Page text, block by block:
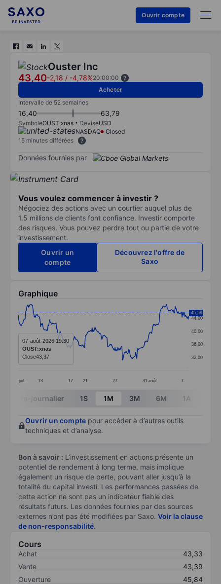
Ouvrir compte
Ouster Inc
43,40-2,18 / -4,78%20:00:00
Acheter
Intervalle de 52 semaines
16,40 63,79
SymboleOUST:xnas DeviseUSD
NASDAQ
Closed
15 minutes différées
Données fournies par
Vous voulez commencer à investir ?
Négociez des actions avec un courtier auquel plus de
1.5 millions de clients font confiance. Investir comporte
des risques. Vous pouvez perdre tout ou partie de votre
investissement.
Ouvrir un
compte
Découvrez l'offre de
Saxo
Graphique
Chart
Line chart with 299 data points.
The chart has 1 X axis displaying categories.
The chart has 1 Y axis displaying values. Data
juil. 13 17 21 27 31 août 7
32,00
36,00
40,00
44,00
45,58
07-août-2026 19:30
OUST:xnas
Close43,37
End of interactive chart.
Intra-journalier 1S 1M 3M 6M 1A
Ouvrir un compte pour accéder à d’autres outils
techniques et d’analyse.
Bon à savoir : L’investissement en actions présente un
potentiel de rendement à long terme, mais implique
également un risque de perte, pouvant aller jusqu’à la
totalité du capital investi. Les performances passées de
cette action ne sont pas un indicateur fiable des
résultats futurs. Les données fournies par des sources
externes n’ont pas été modifiées par Saxo. Voir la clause
de non-responsabilité.
Cours
Achat
43,33
Vente
43,39
Ouverture
45,84